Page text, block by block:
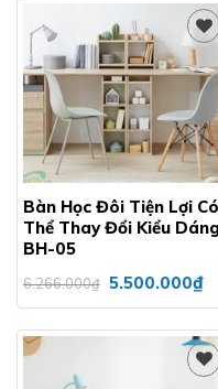
Add to
wishlist
Bàn Học Đôi Tiện Lợi Có
Thể Thay Đổi Kiểu Dáng
BH-05
6.266.000₫ Giá
gốc
là:
5.500.000₫Giá